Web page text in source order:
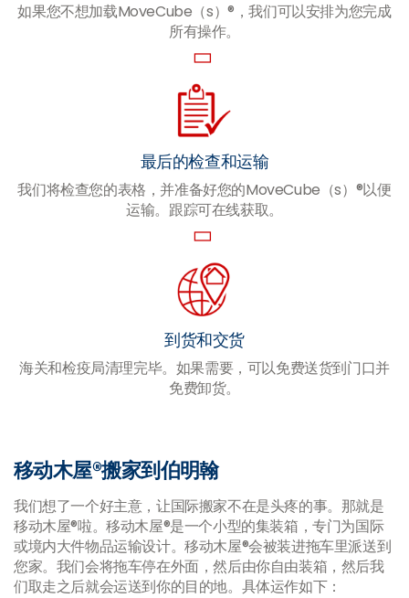
如果您不想加载MoveCube（s）®，我们可以安排为您完成
所有操作。
最后的检查和运输
我们将检查您的表格，并准备好您的MoveCube（s）®以便
运输。跟踪可在线获取。
到货和交货
海关和检疫局清理完毕。如果需要，可以免费送货到门口并
免费卸货。
移动木屋®搬家到伯明翰
我们想了一个好主意，让国际搬家不在是头疼的事。那就是
移动木屋®啦。移动木屋®是一个小型的集装箱，专门为国际
或境内大件物品运输设计。移动木屋®会被装进拖车里派送到
您家。我们会将拖车停在外面，然后由你自由装箱，然后我
们取走之后就会运送到你的目的地。具体运作如下：